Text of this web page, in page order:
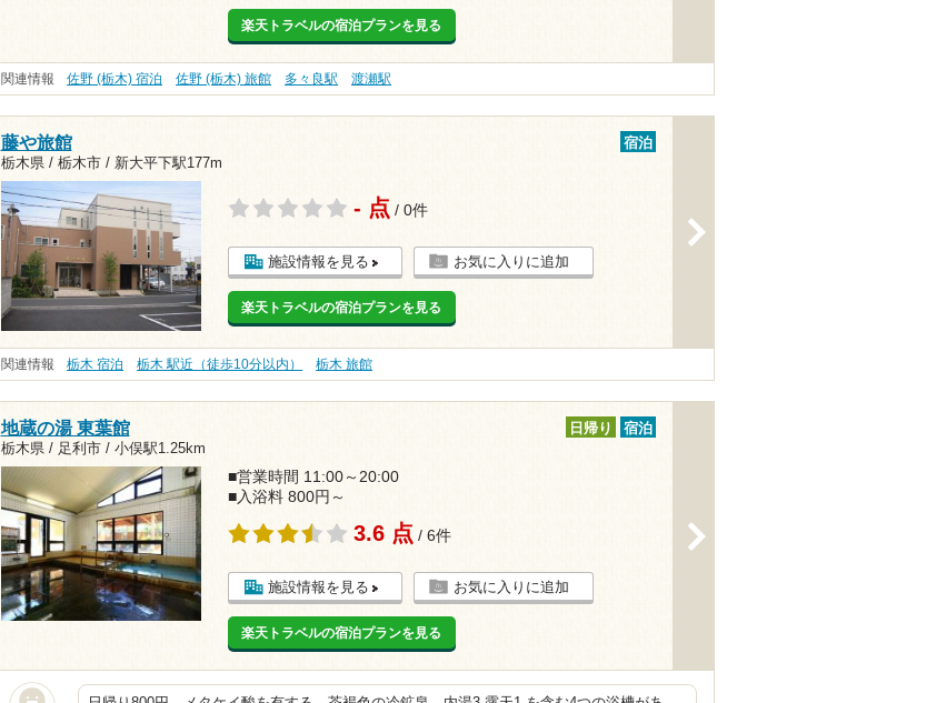
楽天トラベルの宿泊プランを見る
関連情報 佐野 (栃木) 宿泊 佐野 (栃木) 旅館 多々良駅 渡瀬駅
藤や旅館
栃木県 / 栃木市 / 新大平下駅177m
宿泊
- 点 / 0件
施設情報を見る お気に入りに追加
楽天トラベルの宿泊プランを見る
関連情報 栃木 宿泊 栃木 駅近（徒歩10分以内） 栃木 旅館
地蔵の湯 東葉館
栃木県 / 足利市 / 小俣駅1.25km
日帰り 宿泊
■営業時間 11:00～20:00
■入浴料 800円～
3.6 点 / 6件
施設情報を見る お気に入りに追加
楽天トラベルの宿泊プランを見る